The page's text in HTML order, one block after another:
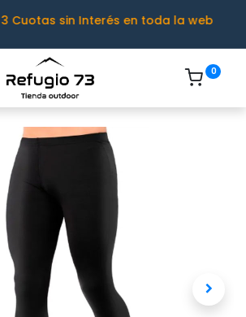
3 Cuotas sin Interés en toda la web
0